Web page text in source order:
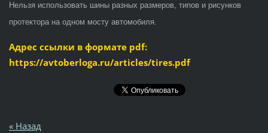
Нельзя использовать шины разных размеров, типов и рисунков
протектора на одном мосту автомобиля.
Адрес ссылки в формате pdf:
https://avtoberloga.ru/articles/tires.pdf
« Назад